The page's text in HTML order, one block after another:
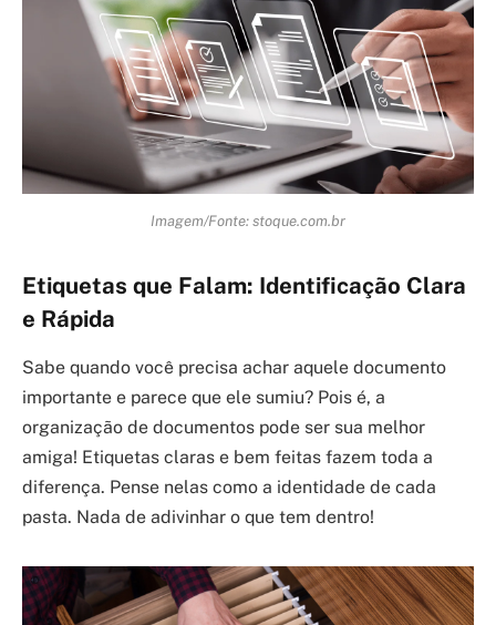
Imagem/Fonte: stoque.com.br
Etiquetas que Falam: Identificação Clara
e Rápida
Sabe quando você precisa achar aquele documento
importante e parece que ele sumiu? Pois é, a
organização de documentos pode ser sua melhor
amiga! Etiquetas claras e bem feitas fazem toda a
diferença. Pense nelas como a identidade de cada
pasta. Nada de adivinhar o que tem dentro!